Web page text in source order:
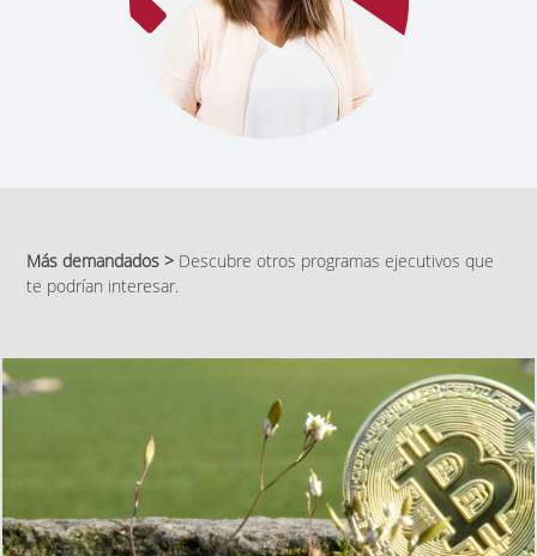
Más demandados > Descubre otros programas ejecutivos que
te podrían interesar.